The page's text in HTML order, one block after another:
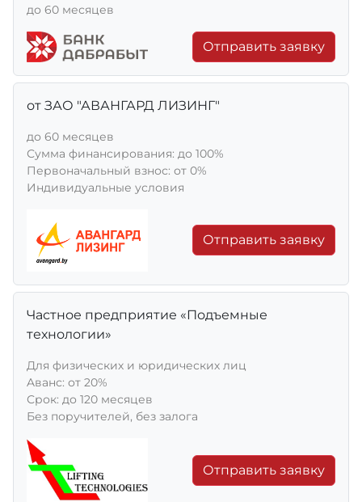
до 60 месяцев
Отправить заявку
от ЗАО "АВАНГАРД ЛИЗИНГ"
до 60 месяцев
Сумма финансирования: до 100%
Первоначальный взнос: от 0%
Индивидуальные условия
Отправить заявку
Частное предприятие «Подъемные
технологии»
Для физических и юридических лиц
Aванс: от 20%
Срок: до 120 месяцев
Без поручителей, без залога
Отправить заявку